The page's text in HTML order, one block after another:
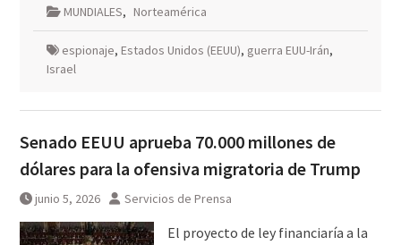
MUNDIALES, Norteamérica
espionaje, Estados Unidos (EEUU), guerra EUU-Irán,
Israel
Senado EEUU aprueba 70.000 millones de
dólares para la ofensiva migratoria de Trump
junio 5, 2026 Servicios de Prensa
El proyecto de ley financiaría a la